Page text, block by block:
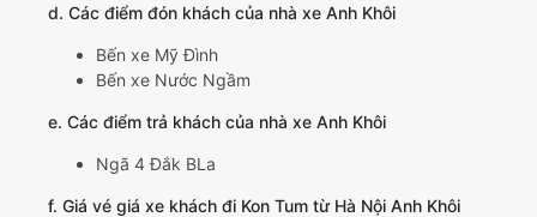
d. Các điểm đón khách của nhà xe Anh Khôi
Bến xe Mỹ Đình
Bến xe Nước Ngầm
e. Các điểm trả khách của nhà xe Anh Khôi
Ngã 4 Đắk BLa
f. Giá vé giá xe khách đi Kon Tum từ Hà Nội Anh Khôi